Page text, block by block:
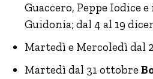
Guaccero, Peppe Iodice
Guidonia; dal 4 al 19
Martedì e Mercoledì dal
Martedì dal 31 ottobre